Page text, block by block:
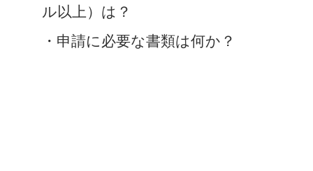
ル以上）は？
・申請に必要な書類は何か？